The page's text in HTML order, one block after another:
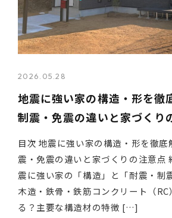
2026.05.28
地震に強い家の構造・形を徹
制震・免震の違いと家づくり
目次 地震に強い家の構造・形を徹底
震・免震の違いと家づくりの注意点
震に強い家の「構造」と「耐震・制
木造・鉄骨・鉄筋コンクリート（
る？主要な構造材の特徴 […]